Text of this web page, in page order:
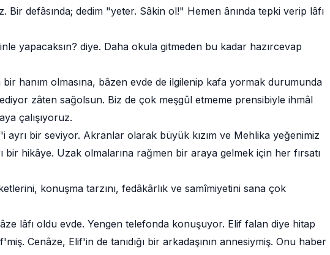
Bir defâsında; dedim "yeter. Sâkin ol!" Hemen ânında tepki verip lâfı
yapacaksın? diye. Daha okula gitmeden bu kadar hazırcevap
bir hanım olmasına, bâzen evde de ilgilenip kafa yormak durumunda
zâten sağolsun. Biz de çok meşgûl etmeme prensibiyle ihmâl
çalışıyoruz.
ayrı bir seviyor. Akranlar olarak büyük kızım ve Mehlika yeğenimiz
bir hikâye. Uzak olmalarına rağmen bir araya gelmek için her fırsatı
konuşma tarzını, fedâkârlık ve samîmiyetini sana çok
lâfı oldu evde. Yengen telefonda konuşuyor. Elif falan diye hitap
Cenâze, Elif'in de tanıdığı bir arkadaşının annesiymiş. Onu haber